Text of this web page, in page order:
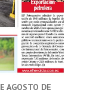
AGOSTO DE